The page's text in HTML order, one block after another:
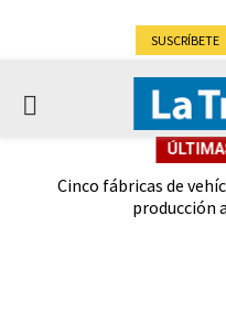
SUSCRÍBETE
PRIMARY
Cinco fábricas de
producción